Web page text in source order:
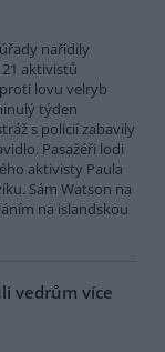
nařídily
aktivistů
lovu velryb
týden
s policií zabavily
Pasažéři lodi
aktivisty Paula
Sám Watson na
na islandskou
vedrům více